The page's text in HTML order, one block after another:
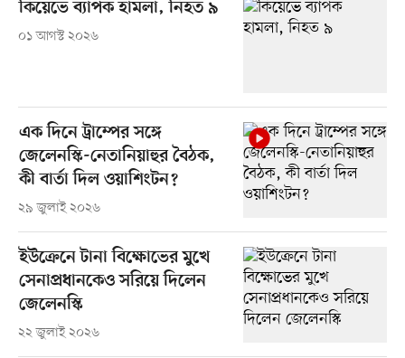
কিয়েভে ব্যাপক হামলা, নিহত ৯
০১ আগস্ট ২০২৬
এক দিনে ট্রাম্পের সঙ্গে
জেলেনস্কি-নেতানিয়াহুর বৈঠক,
কী বার্তা দিল ওয়াশিংটন?
২৯ জুলাই ২০২৬
ইউক্রেনে টানা বিক্ষোভের মুখে
সেনাপ্রধানকেও সরিয়ে দিলেন
জেলেনস্কি
২২ জুলাই ২০২৬